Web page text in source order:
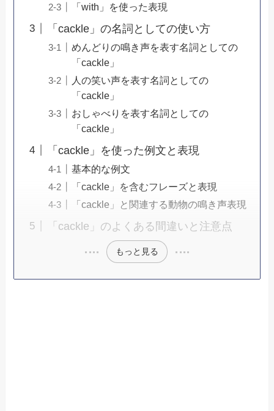
「with」を使った表現
「cackle」の名詞としての使い方
めんどりの鳴き声を表す名詞としての
「cackle」
人の笑い声を表す名詞としての
「cackle」
おしゃべりを表す名詞としての
「cackle」
「cackle」を使った例文と表現
基本的な例文
「cackle」を含むフレーズと表現
「cackle」と関連する動物の鳴き声表現
「cackle」のよくある間違いと注意点
もっと見る